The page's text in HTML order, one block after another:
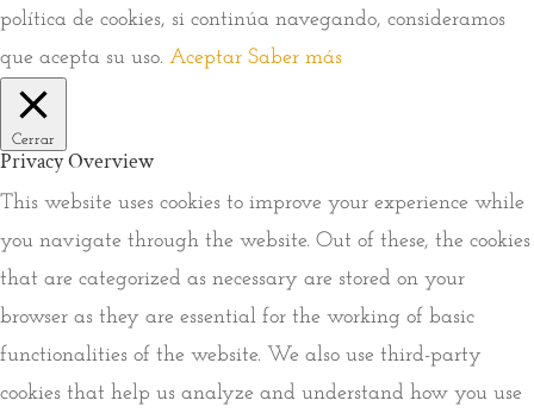
política de cookies, si continúa navegando, consideramos
que acepta su uso. Aceptar Saber más
Cerrar
Privacy Overview
This website uses cookies to improve your experience while
you navigate through the website. Out of these, the cookies
that are categorized as necessary are stored on your
browser as they are essential for the working of basic
functionalities of the website. We also use third-party
cookies that help us analyze and understand how you use